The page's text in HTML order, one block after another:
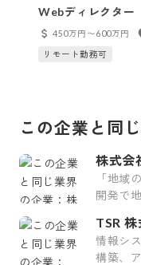
Webディレクター
450万円〜600万円
リモート勤務可
この企業と同
株式会
「地域
開発で
TSR
情報シ
構築、